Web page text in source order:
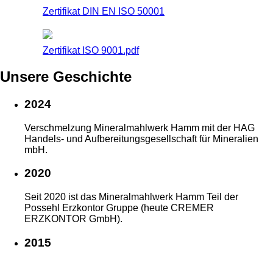
Zertifikat DIN EN ISO 50001
Zertifikat ISO 9001.pdf
Unsere Geschichte
2024
Verschmelzung Mineralmahlwerk Hamm mit der HAG
Handels- und Aufbereitungsgesellschaft für Mineralien
mbH.
2020
Seit 2020 ist das Mineralmahlwerk Hamm Teil der
Possehl Erzkontor Gruppe (heute CREMER
ERZKONTOR GmbH).
2015